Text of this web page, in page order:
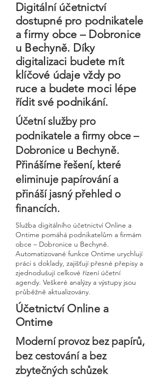
Digitální účetnictví
dostupné pro podnikatele
a firmy obce – Dobronice
u Bechyně. Díky
digitalizaci budete mít
klíčové údaje vždy po
ruce a budete moci lépe
řídit své podnikání.
Účetní služby pro
podnikatele a firmy obce –
Dobronice u Bechyně.
Přinášíme řešení, které
eliminuje papírování a
přináší jasný přehled o
financích.
Služba digitálního účetnictví Online a
Ontime pomáhá podnikatelům a firmám
obce – Dobronice u Bechyně.
Automatizované funkce Ontime urychlují
práci s doklady, zajišťují přesné přepisy a
zjednodušují celkové řízení účetní
agendy. Veškeré analýzy a výstupy jsou
průběžně aktualizovány.
Účetnictví Online a
Ontime
Moderní provoz bez papírů,
bez cestování a bez
zbytečných schůzek